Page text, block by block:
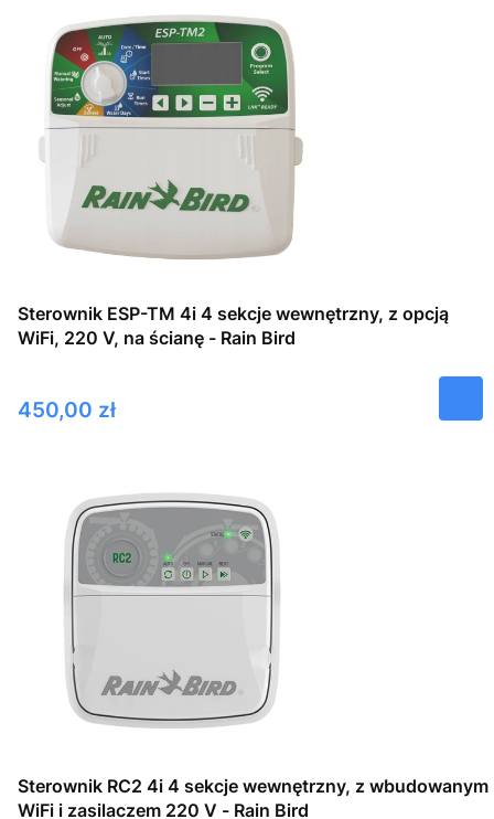
Sterownik ESP-TM 4i 4 sekcje wewnętrzny, z opcją
WiFi, 220 V, na ścianę - Rain Bird
Cena
450,00 zł
Sterownik RC2 4i 4 sekcje wewnętrzny, z wbudowanym
WiFi i zasilaczem 220 V - Rain Bird